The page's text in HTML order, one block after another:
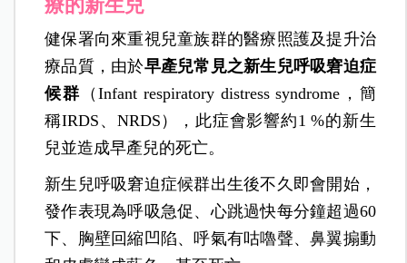
療的新生兒
健保署向來重視兒童族群的醫療照護及提升治
療品質，由於早產兒常見之新生兒呼吸窘迫症
候群 （Infant respiratory distress syndrome，簡
稱IRDS、NRDS），此症會影響約1 %的新生
兒並造成早產兒的死亡。
新生兒呼吸窘迫症候群出生後不久即會開始，
發作表現為呼吸急促、心跳過快每分鐘超過60
下、胸壁回縮凹陷、呼氣有咕嚕聲、鼻翼搧動